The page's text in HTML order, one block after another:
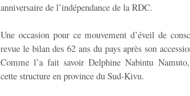
anniversaire de l’indépendance de la RDC.
Une occasion pour ce mouvement d’éveil de
revue le bilan des 62 ans du pays après son
Comme l’a fait savoir Delphine Nabintu
cette structure en province du Sud-Kivu.